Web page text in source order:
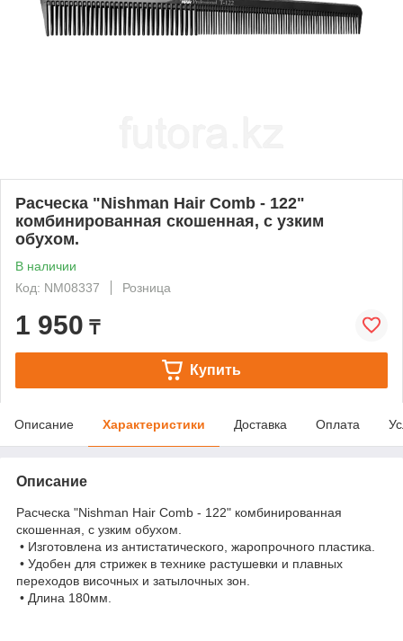
Расческа "Nishman Hair Comb - 122"
комбинированная скошенная, с узким
обухом.
В наличии
Код: NM08337
Розница
1 950 ₸
Купить
Описание Характеристики Доставка Оплата
Описание
Расческа "Nishman Hair Comb - 122" комбинированная
скошенная, с узким обухом.
• Изготовлена из антистатического, жаропрочного пластика.
• Удобен для стрижек в технике растушевки и плавных
переходов височных и затылочных зон.
• Длина 180мм.